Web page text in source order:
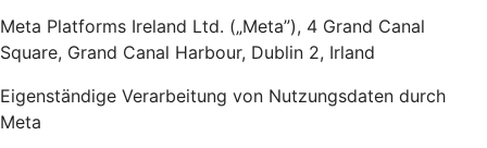
Meta Platforms Ireland Ltd. („Meta”), 4 Grand Canal
Square, Grand Canal Harbour, Dublin 2, Irland
Eigenständige Verarbeitung von Nutzungsdaten durch
Meta